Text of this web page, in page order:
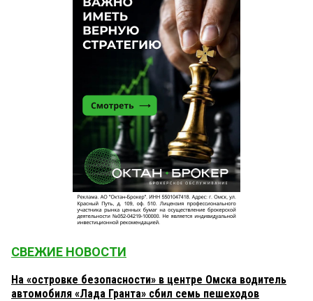
СВЕЖИЕ НОВОСТИ
На «островке безопасности» в центре Омска водитель
автомобиля «Лада Гранта» сбил семь пешеходов